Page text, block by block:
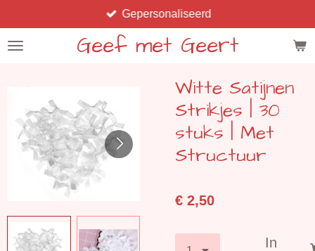
direct
naar
Geef met Geert
Gepersonaliseerd
Witte Satijnen
Strikjes | 30
stuks | Met
Structuur
€ 2,50
In